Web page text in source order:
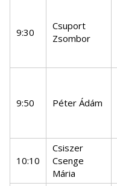
9:30
Csuport
Zsombor
9:50 Péter Ádám
10:10
Csiszer
Csenge
Mária